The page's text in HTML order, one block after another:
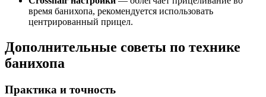
время банихопа, рекомендуется использовать
центрированный прицел.
Дополнительные советы по технике
банихопа
Практика и точность